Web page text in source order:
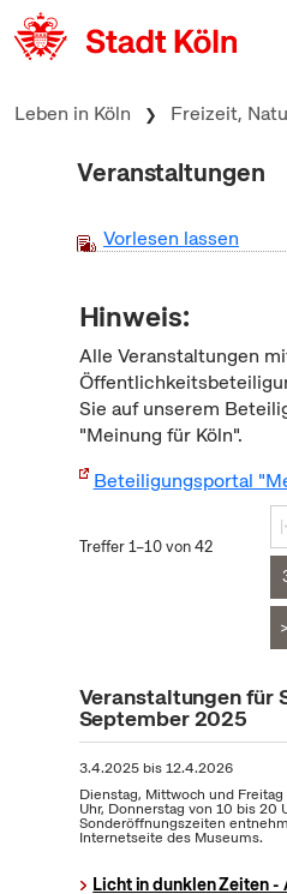
zum Inhalt springen
Leben in Köln Freizeit,
Veranstaltungen
Vorlesen lassen
Hinweis:
Alle Veranstaltungen
Sie auf unserem
"Meinung für Köln".
Beteiligungsportal
Treffer 1–10 von 42
Veranstaltungen für
September 2025
3.4.2025bis12.4.2026
Dienstag, Mittwoch und
Uhr, Donnerstag von 10 bis 20
Sonderöffnungszeiten
Internetseite des Museums.
Licht in dunklen Zeiten -